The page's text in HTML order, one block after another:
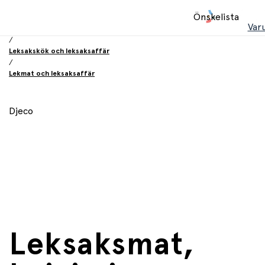
Önskelista
/
Leksakskök och leksaksaffär
/
Lekmat och leksaksaffär
Djeco
Leksaksmat,